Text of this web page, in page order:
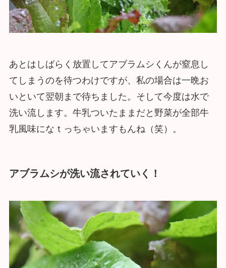
あとはしばらく放置してアブラムシくんが窒息し
てしまうのを待つわけですが、私の場合は一晩お
いといて翌朝まで待ちました。そして今度は水で
洗い流します。牛乳ついたままだと野菜が全部牛
乳風味になｔっちゃいますもんね（笑）。
アブラムシが洗い流されていく！